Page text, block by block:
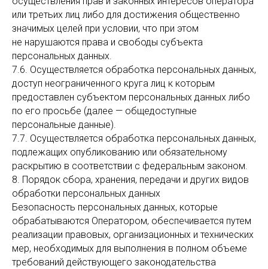
или третьих лиц либо для достижения общественно
значимых целей при условии, что при этом
не нарушаются права и свободы субъекта
персональных данных.
7.6. Осуществляется обработка персональных данных,
доступ неограниченного круга лиц к которым
предоставлен субъектом персональных данных либо
по его просьбе (далее — общедоступные
персональные данные).
7.7. Осуществляется обработка персональных данных,
подлежащих опубликованию или обязательному
раскрытию в соответствии с федеральным законом.
8. Порядок сбора, хранения, передачи и других видов
обработки персональных данных
Безопасность персональных данных, которые
обрабатываются Оператором, обеспечивается путем
реализации правовых, организационных и технических
мер, необходимых для выполнения в полном объеме
требований действующего законодательства